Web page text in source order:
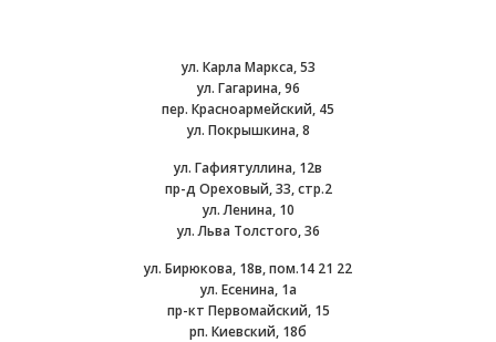
ул. Карла Маркса, 53
ул. Гагарина, 96
пер. Красноармейский, 45
ул. Покрышкина, 8
ул. Гафиятуллина, 12в
пр-д Ореховый, 33, стр.2
ул. Ленина, 10
ул. Льва Толстого, 36
ул. Бирюкова, 18в, пом.14 21 22
ул. Есенина, 1а
пр-кт Первомайский, 15
рп. Киевский, 18б